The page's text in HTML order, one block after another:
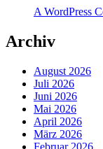
A WordPress
Archiv
August 2026
Juli 2026
Juni 2026
Mai 2026
April 2026
März 2026
Februar 2026